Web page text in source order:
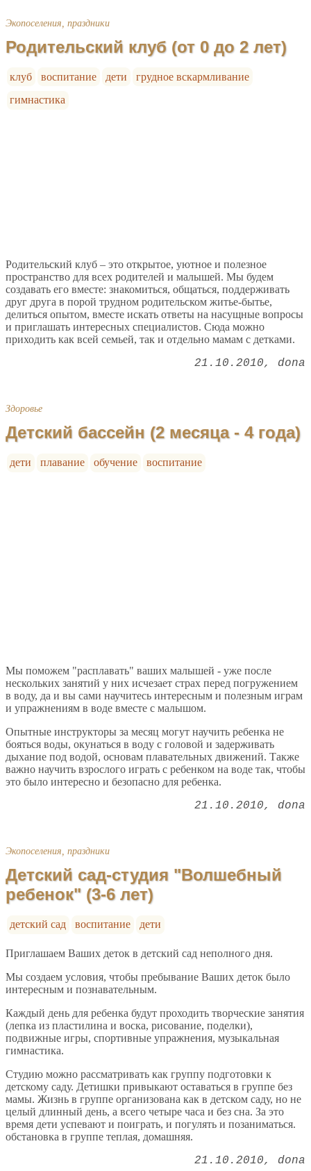
Экопоселения, праздники
Родительский клуб (от 0 до 2 лет)
клуб воспитание дети
грудное вскармливание
гимнастика
Родительский клуб – это открытое, уютное и полезное
пространство для всех родителей и малышей. Мы будем
создавать его вместе: знакомиться, общаться, поддерживать
друг друга в порой трудном родительском житье-бытье,
делиться опытом, вместе искать ответы на насущные вопросы
и приглашать интересных специалистов. Сюда можно
приходить как всей семьей, так и отдельно мамам с детками.
21.10.2010 dona
Здоровье
Детский бассейн (2 месяца - 4 года)
дети плавание обучение воспитание
Мы поможем "расплавать" ваших малышей - уже после
нескольких занятий у них исчезает страх перед погружением
в воду, да и вы сами научитесь интересным и полезным играм
и упражнениям в воде вместе с малышом.
Опытные инструкторы за месяц могут научить ребенка не
бояться воды, окунаться в воду с головой и задерживать
дыхание под водой, основам плавательных движений. Также
важно научить взрослого играть с ребенком на воде так, чтобы
это было интересно и безопасно для ребенка.
21.10.2010 dona
Экопоселения, праздники
Детский сад-студия "Волшебный
ребенок" (3-6 лет)
детский сад воспитание дети
Приглашаем Ваших деток в детский сад неполного дня.
Мы создаем условия, чтобы пребывание Ваших деток было
интересным и познавательным.
Каждый день для ребенка будут проходить творческие занятия
(лепка из пластилина и воска, рисование, поделки),
подвижные игры, спортивные упражнения, музыкальная
гимнастика.
Студию можно рассматривать как группу подготовки к
детскому саду. Детишки привыкают оставаться в группе без
мамы. Жизнь в группе организована как в детском саду, но не
целый длинный день, а всего четыре часа и без сна. За это
время дети успевают и поиграть, и погулять и позаниматься.
обстановка в группе теплая, домашняя.
21.10.2010 dona